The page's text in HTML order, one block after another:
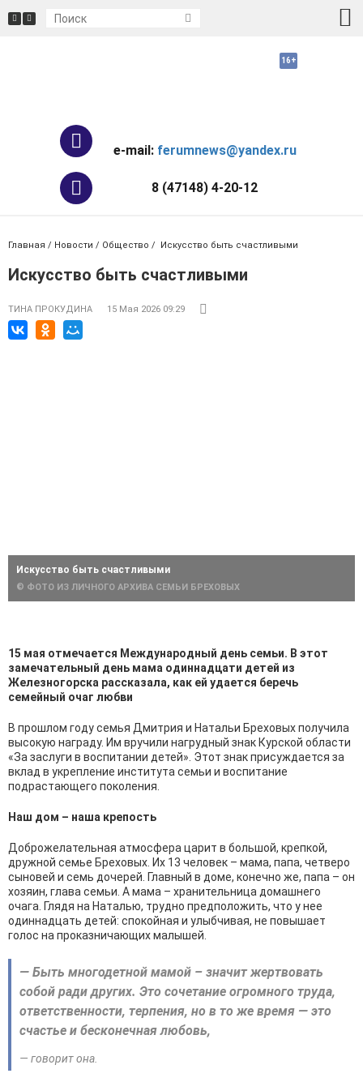
e-mail: ferumnews@yandex.ru
8 (47148) 4-20-12
Главная / Новости / Общество / Искусство быть счастливыми
Искусство быть счастливыми
ТИНА ПРОКУДИНА 15 Мая 2026 09:29
Искусство быть счастливыми
© ФОТО ИЗ ЛИЧНОГО АРХИВА СЕМЬИ БРЕХОВЫХ
15 мая отмечается Международный день семьи. В этот
замечательный день мама одиннадцати детей из
Железногорска рассказала, как ей удается беречь
семейный очаг любви
В прошлом году семья Дмитрия и Натальи Бреховых получила
высокую награду. Им вручили нагрудный знак Курской области
«За заслуги в воспитании детей». Этот знак присуждается за
вклад в укрепление института семьи и воспитание
подрастающего поколения.
Наш дом – наша крепость
Доброжелательная атмосфера царит в большой, крепкой,
дружной семье Бреховых. Их 13 человек – мама, папа, четверо
сыновей и семь дочерей. Главный в доме, конечно же, папа – он
хозяин, глава семьи. А мама – хранительница домашнего
очага. Глядя на Наталью, трудно предположить, что у нее
одиннадцать детей: спокойная и улыбчивая, не повышает
голос на проказничающих малышей.
— Быть многодетной мамой – значит жертвовать
собой ради других. Это сочетание огромного труда,
ответственности, терпения, но в то же время — это
счастье и бесконечная любовь,
— говорит она.